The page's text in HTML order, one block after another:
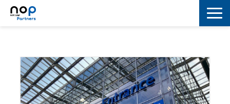
マーケティング
セキュリティ